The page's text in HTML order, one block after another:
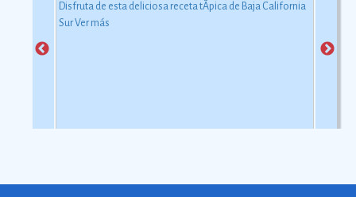
Disfruta de esta deliciosa receta tÃ­pica de Baja California
SurVer más